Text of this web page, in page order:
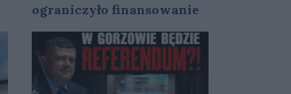
ograniczyło finansowanie